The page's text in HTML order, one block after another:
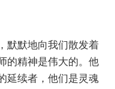
默默地向我们散发着
的精神是伟大的。他
延续者，他们是灵魂